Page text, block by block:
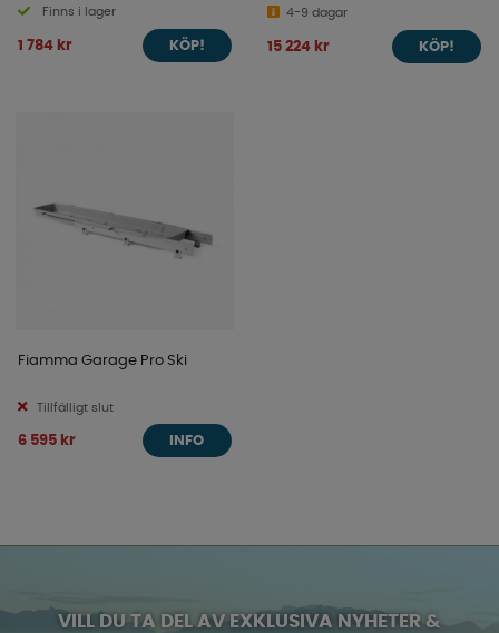
Finns i lager
1 784 kr KÖP!
4-9 dagar
15 224 kr KÖP!
Fiamma Garage Pro Ski
Tillfälligt slut
6 595 kr INFO
VILL DU TA DEL AV EXKLUSIVA NYHETER &